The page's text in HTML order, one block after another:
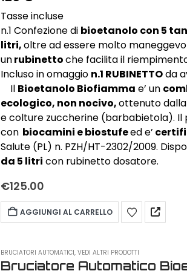
Tasse incluse
n.1 Confezione di bioetanolo con 5
litri,oltre ad essere molto
unrubinettoche facilita il
Incluso in omaggio n.1 RUBINETTOda
Il Bioetanolo Biofiamma e’ un
ecologico, non nocivo,ottenuto
e colture zuccherine (barbabietola). Il
con biocamini e biostufeed e’
Salute (PL) n. PZH/HT-2302/2009.
da 5 litri con rubinetto dosatore.
€125.00
AGGIUNGI AL CARRELLO
BRUCIATORI AUTOMATICI, VEDI ALTRI PRODOTTI
Bruciatore Automatico